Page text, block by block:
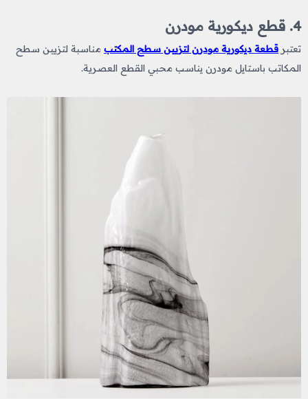
4. قطع ديكورية مودرن
تعتبر قطعة ديكورية مودرن لتزيين سطح المكتب مناسبة لتزيين سطح
المكاتب باستايل مودرن يناسب محبي القطع العصرية.